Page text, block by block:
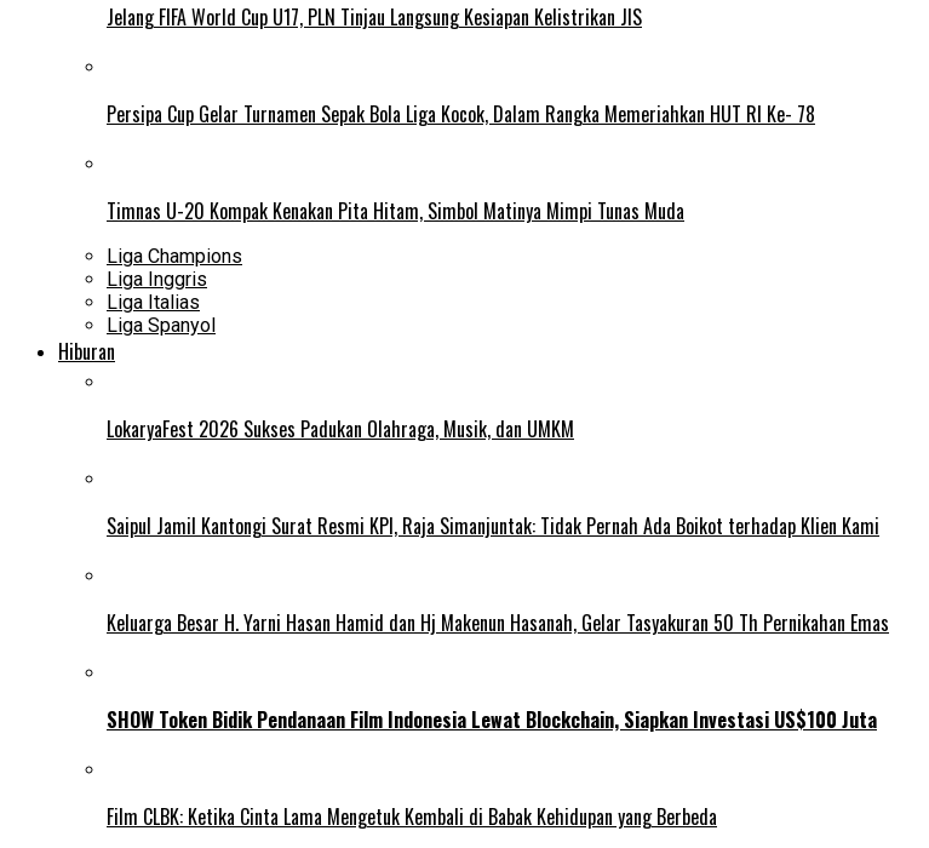
Jelang FIFA World Cup U17, PLN Tinjau Langsung Kesiapan Kelistrikan JIS
Persipa Cup Gelar Turnamen Sepak Bola Liga Kocok, Dalam Rangka Memeriahkan HUT RI Ke- 78
Timnas U-20 Kompak Kenakan Pita Hitam, Simbol Matinya Mimpi Tunas Muda
Liga Champions
Liga Inggris
Liga Italias
Liga Spanyol
Hiburan
LokaryaFest 2026 Sukses Padukan Olahraga, Musik, dan UMKM
Saipul Jamil Kantongi Surat Resmi KPI, Raja Simanjuntak: Tidak Pernah Ada Boikot terhadap Klien Kami
Keluarga Besar H. Yarni Hasan Hamid dan Hj Makenun Hasanah, Gelar Tasyakuran 50 Th Pernikahan Emas
SHOW Token Bidik Pendanaan Film Indonesia Lewat Blockchain, Siapkan Investasi US$100 Juta
Film CLBK: Ketika Cinta Lama Mengetuk Kembali di Babak Kehidupan yang Berbeda